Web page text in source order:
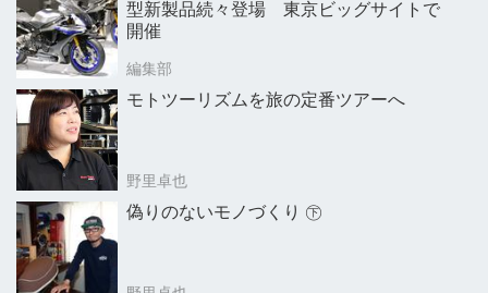
型新製品続々登場 東京ビッグサイトで
開催
編集部
モトツーリズムを旅の定番ツアーへ
野里卓也
偽りのないモノづくり ㊦